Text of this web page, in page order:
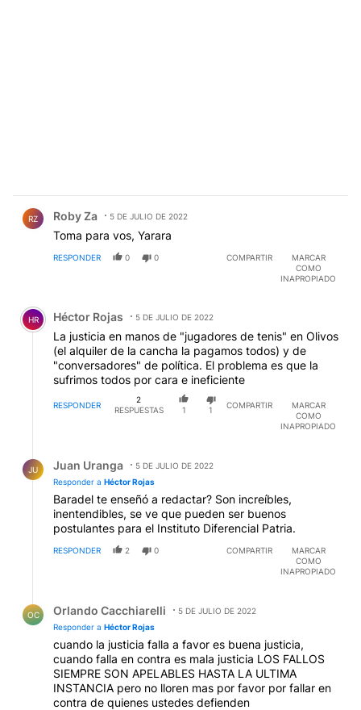
RZ Roby Za 5 DE JULIO DE 2022
Toma para vos, Yarara
RESPONDER 0 0 COMPARTIR
MARCAR
COMO
INAPROPIADO
Comentario de Héctor Rojas.
HR Héctor Rojas 5 DE JULIO DE 2022
La justicia en manos de "jugadores de tenis" en Olivos
(el alquiler de la cancha la pagamos todos) y de
"conversadores" de política. El problema es que la
sufrimos todos por cara e ineficiente
RESPONDER
2
RESPUESTAS
1 1
COMPARTIR
MARCAR
COMO
INAPROPIADO
JU Juan Uranga
5 DE JULIO DE 2022
Responder a Héctor Rojas
Baradel te enseñó a redactar? Son increíbles,
inentendibles, se ve que pueden ser buenos
postulantes para el Instituto Diferencial Patria.
RESPONDER 2 0 COMPARTIR
MARCAR
COMO
INAPROPIADO
OC Orlando Cacchiarelli
5 DE JULIO DE 2022
Responder a Héctor Rojas
cuando la justicia falla a favor es buena justicia,
cuando falla en contra es mala justicia LOS FALLOS
SIEMPRE SON APELABLES HASTA LA ULTIMA
INSTANCIA pero no lloren mas por favor por fallar en
contra de quienes ustedes defienden